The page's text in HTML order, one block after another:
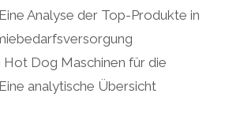
Analyse der Top-Produkte in
Hot Dog Maschinen für die
analytische Übersicht